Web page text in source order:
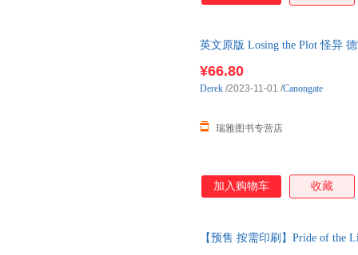
英文原版 Losing the Plot 怪异
¥66.80
瑞雅图书专营店
Derek /2023-11-01 /Canongate
加入购物车 收藏
【预售 按需印刷】Pride of the